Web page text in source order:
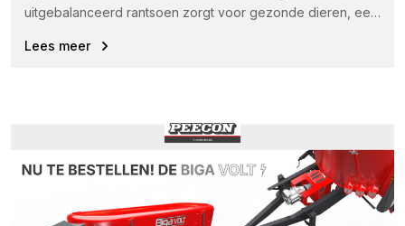
uitgebalanceerd rantsoen zorgt voor gezonde dieren, een
Lees meer